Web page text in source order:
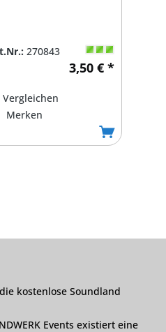
270843
3,50 € *
Vergleichen
Merken
kostenlose Soundland
Events existiert eine